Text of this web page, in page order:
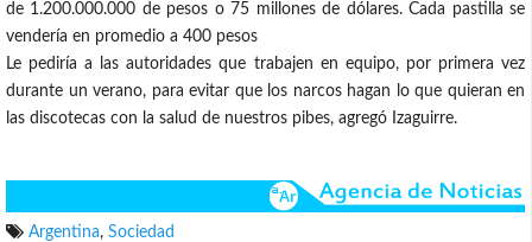
de 1.200.000.000 de pesos o 75 millones de dólares. Cada pastilla se
vendería en promedio a 400 pesos
Le pediría a las autoridades que trabajen en equipo, por primera vez
durante un verano, para evitar que los narcos hagan lo que quieran en
las discotecas con la salud de nuestros pibes, agregó Izaguirre.
Argentina, Sociedad